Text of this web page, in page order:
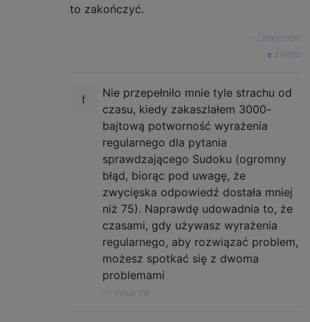
to zakończyć.
Deadcode
źródło
Nie przepełniło mnie tyle strachu od
czasu, kiedy zakaszlałem 3000-
bajtową potworność wyrażenia
regularnego dla pytania
sprawdzającego Sudoku (ogromny
błąd, biorąc pod uwagę, że
zwycięska odpowiedź dostała mniej
niż 75). Naprawdę udowadnia to, że
czasami, gdy używasz wyrażenia
regularnego, aby rozwiązać problem,
możesz spotkać się z dwoma
problemami
Value Ink